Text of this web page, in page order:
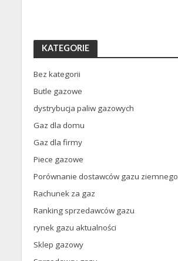
KATEGORIE
Bez kategorii
Butle gazowe
dystrybucja paliw gazowych
Gaz dla domu
Gaz dla firmy
Piece gazowe
Porównanie dostawców gazu ziemnego
Rachunek za gaz
Ranking sprzedawców gazu
rynek gazu aktualności
Sklep gazowy